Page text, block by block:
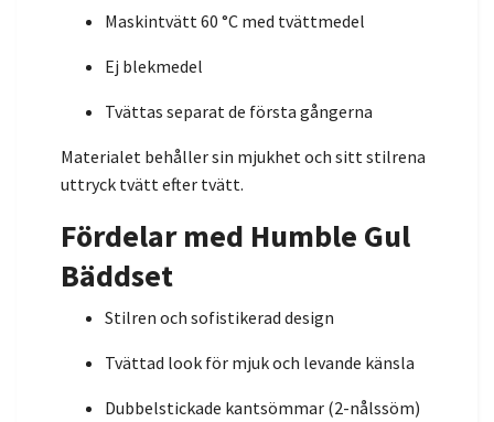
Maskintvätt 60 °C med tvättmedel
Ej blekmedel
Tvättas separat de första gångerna
Materialet behåller sin mjukhet och sitt stilrena
uttryck tvätt efter tvätt.
Fördelar med Humble Gul
Bäddset
Stilren och sofistikerad design
Tvättad look för mjuk och levande känsla
Dubbelstickade kantsömmar (2-nålssöm)